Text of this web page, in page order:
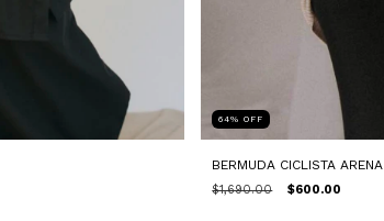
64%OFF
BERMUDA CICLISTA ARENA
$1,690.00 $600.00